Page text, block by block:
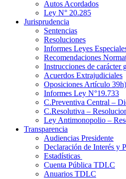
Autos Acordados
Ley N° 20.285
Jurisprudencia
Sentencias
Resoluciones
Informes Leyes
Recomendaciones
Instrucciones de carácter
Acuerdos Extrajudiciales
Oposiciones Artículo 39h)
Informes Ley N°19.733
C.Preventiva Central –
C.Resolutiva –
Ley Antimonopolio –
Transparencia
Audiencias Presidente
Declaración de Interés y
Estadísticas
Cuenta Pública TDLC
Anuarios TDLC